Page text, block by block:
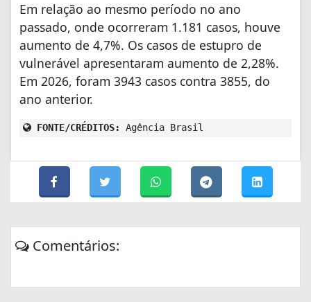
Em relação ao mesmo período no ano
passado, onde ocorreram 1.181 casos, houve
aumento de 4,7%. Os casos de estupro de
vulnerável apresentaram aumento de 2,28%.
Em 2026, foram 3943 casos contra 3855, do
ano anterior.
FONTE/CRÉDITOS: Agência Brasil
Comentários: